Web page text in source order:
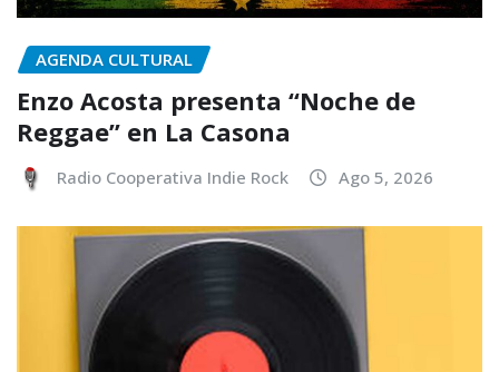
AGENDA CULTURAL
Enzo Acosta presenta “Noche de
Reggae” en La Casona
Radio Cooperativa Indie Rock Ago 5, 2026